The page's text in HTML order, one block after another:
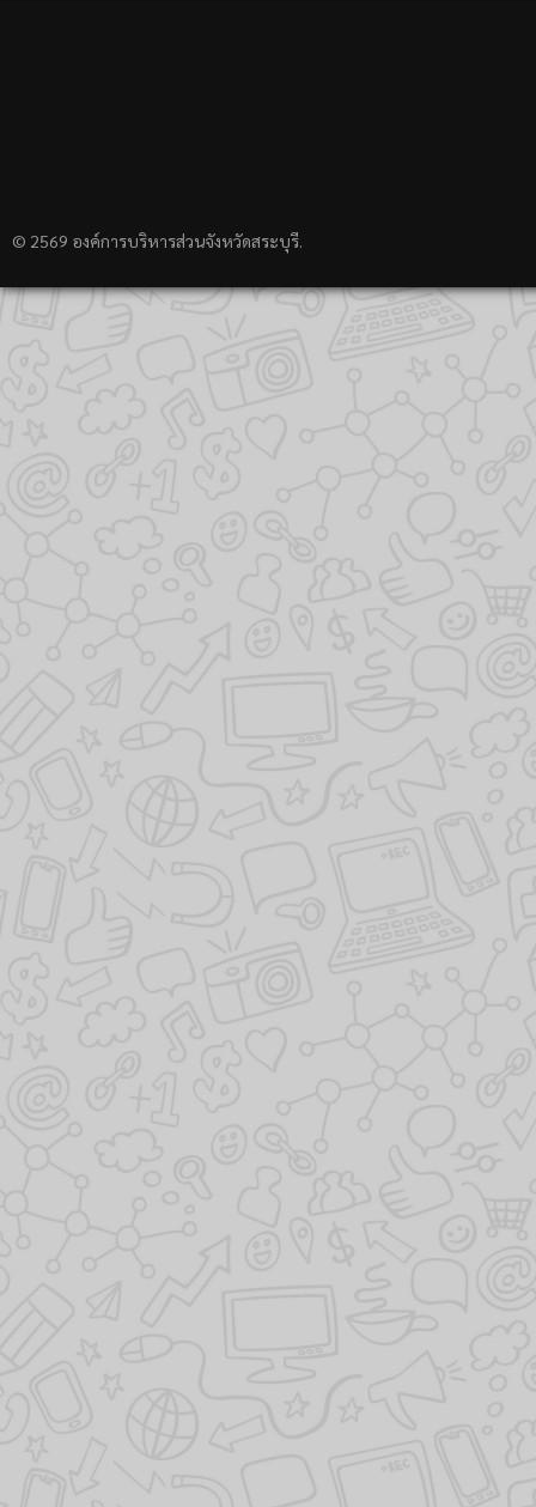
© 2569 องค์การบริหารส่วนจังหวัดสระบุรี.